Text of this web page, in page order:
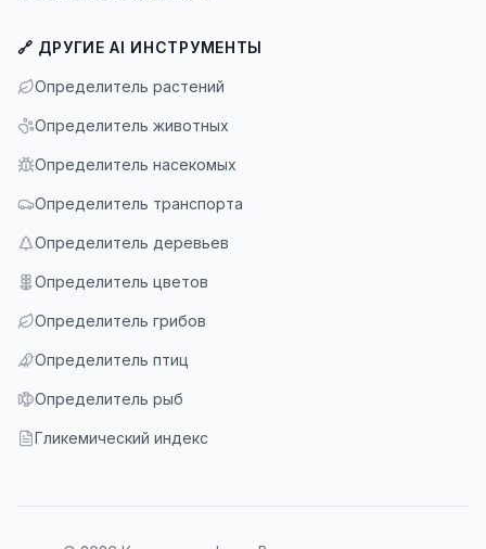
🔗 ДРУГИЕ AI ИНСТРУМЕНТЫ
Определитель растений
Определитель животных
Определитель насекомых
Определитель транспорта
Определитель деревьев
Определитель цветов
Определитель грибов
Определитель птиц
Определитель рыб
Гликемический индекс